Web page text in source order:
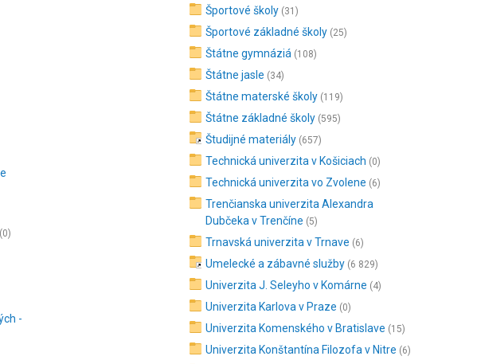
(0)
-
Športové školy (31)
Športové základné školy (25)
Štátne gymnáziá (108)
Štátne jasle (34)
Štátne materské školy (119)
Štátne základné školy (595)
Študijné materiály (657)
Technická univerzita v Košiciach (0)
Technická univerzita vo Zvolene (6)
Trenčianska univerzita Alexandra
Dubčeka v Trenčíne (5)
Trnavská univerzita v Trnave (6)
Umelecké a zábavné služby (6 829)
Univerzita J. Seleyho v Komárne (4)
Univerzita Karlova v Praze (0)
Univerzita Komenského v Bratislave (15)
Univerzita Konštantína Filozofa v Nitre (6)